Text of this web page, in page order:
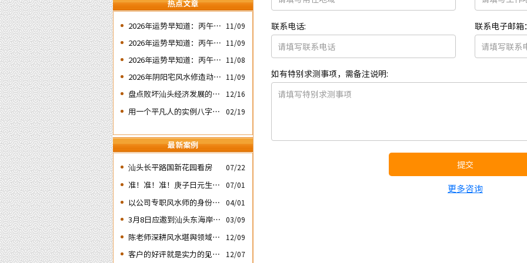
热点文章
2026年运势早知道：丙午年
二‘壬子’ 日
11/09
2026年运势早知道：丙午年
四‘庚子’ 日
11/09
2026年运势早知道：丙午年
运势不好的4个日期出生人
之一‘戊子’ 日
11/08
2026年阴阳宅风水修造动土 11/09
盘点败坏汕头经济发展的四
12/16
用一个平凡人的实例八字论
02/19
最新案例
汕头长平路国新花园看房
07/22
准！准！准！庚子日元生人
丙午流年的运势判断实例：
07/01
以公司专职风水师的身份应
邀出席《星橙网络科技公
司》成立5周年庆典
04/01
3月8日应邀到汕头东海岸新
城为朋友的亲戚堪舆住房风
水
03/09
陈老师深耕风水堪舆领域四
12/09
客户的好评就是实力的见
12/07
联系电话: 联系电子邮箱
如有特别求测事项，需备注说明:
提交
更多咨询